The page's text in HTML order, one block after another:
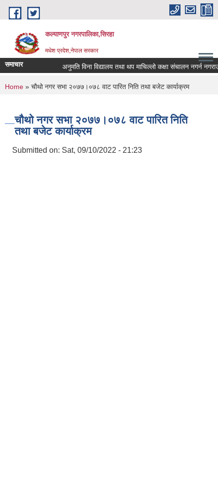
Skip to main content
कल्याणपुर नगरपालिका,सिरहा
मधेश प्रदेश,नेपाल सरकार
समाचार अनुमति विना विद्यालय तथा थप माचिल्लो कक्षा संचालन नगर्न नगराउन
You are here
Home » चौथो नगर सभा २०७७।०७८ वाट पारित निति तथा बजेट कार्याक्रम
चौथो नगर सभा २०७७।०७८ वाट पारित निति
तथा बजेट कार्याक्रम
Submitted on: Sat, 09/10/2022 - 21:23